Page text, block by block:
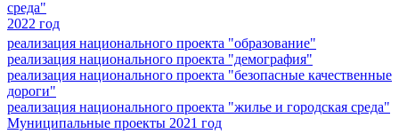
среда"
2022 год
реализация национального проекта "образование"
реализация национального проекта "демография"
реализация национального проекта "безопасные качественные
дороги"
реализация национального проекта "жилье и городская среда"
Муниципальные проекты 2021 год